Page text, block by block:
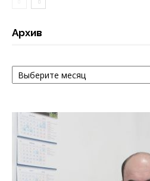
Архив
Архив